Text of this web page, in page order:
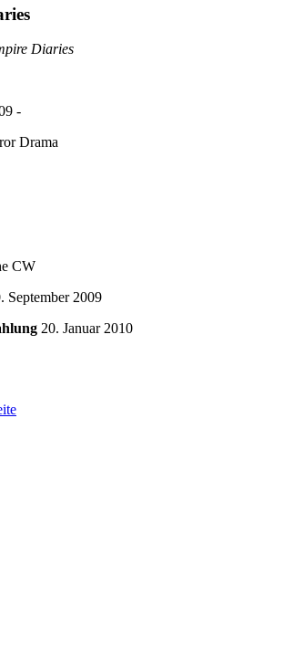
Diaries
-
Drama
CW
September 2009
20. Januar 2010